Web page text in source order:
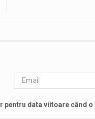
pentru data viitoare când o